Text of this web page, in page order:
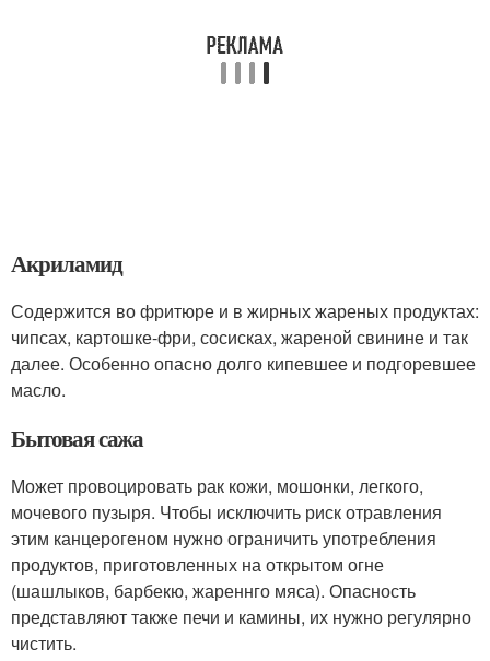
Акриламид
Содержится во фритюре и в жирных жареных продуктах:
чипсах, картошке-фри, сосисках, жареной свинине и так
далее. Особенно опасно долго кипевшее и подгоревшее
масло.
Бытовая сажа
Может провоцировать рак кожи, мошонки, легкого,
мочевого пузыря. Чтобы исключить риск отравления
этим канцерогеном нужно ограничить употребления
продуктов, приготовленных на открытом огне
(шашлыков, барбекю, жареннго мяса). Опасность
представляют также печи и камины, их нужно регулярно
чистить.